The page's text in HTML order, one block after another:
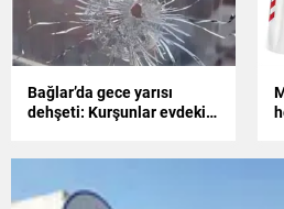
Bağlar’da gece yarısı
dehşeti: Kurşunlar evdeki